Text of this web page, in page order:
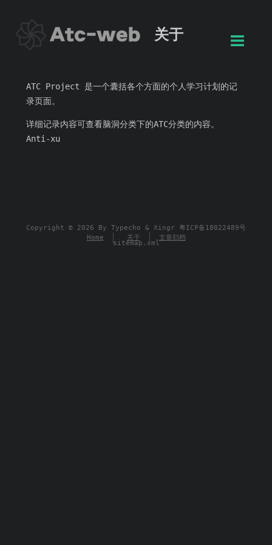
关于
ATC Project 是一个囊括各个方面的个人学习计划的记
录页面。
详细记录内容可查看脑洞分类下的ATC分类的内容。
Anti-xu
Copyright © 2026 By Typecho & Xingr
粤ICP备18022489号
sitemap.xml
Home 关于 文章归档